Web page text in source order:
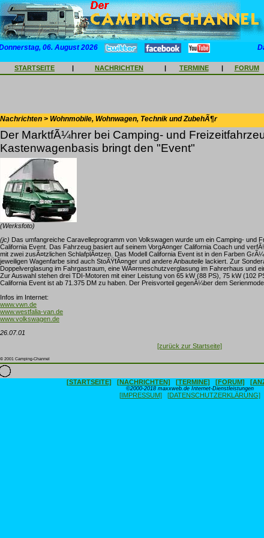
06. August 2026
STARTSEITE | NACHRICHTEN | TERMINE | FORUM
Nachrichten > Wohnmobile, Wohnwagen, Technik und ZubehÃ¶r
Der MarktfÃ¼hrer bei Camping- und
Kastenwagenbasis bringt den "Event"
(Werksfoto)
(jc) Das umfangreiche Caravelleprogramm von Volkswagen wurde um ein Camping- und
California Event. Das Fahrzeug basiert auf seinem VorgÃ¤nger California Coach und
mit zwei zusÃ¤tzlichen SchlafplÃ¤tzen. Das Modell California Event ist in den Farben
jeweiligen Wagenfarbe sind auch StoÃŸfÃ¤nger und andere Anbauteile lackiert. Zur
Doppelverglasung im Fahrgastraum, eine WÃ¤rmeschutzverglasung im Fahrerhaus und
Zur Auswahl stehen drei TDI-Motoren mit einer Leistung von 65 kW (88 PS), 75 kW (102
California Event ist ab 71.375 DM zu haben. Der Preisvorteil gegenÃ¼ber dem
Infos im Internet:
www.vwn.de
www.westfalia-van.de
www.volkswagen.de
26.07.01
[zurück zur Startseite]
© 2001 Camping-Channel
[STARTSEITE] [NACHRICHTEN] [TERMINE] [FORUM]
©2000-2018 maxxweb.de Internet-Dienstleistungen
[IMPRESSUM] [DATENSCHUTZERKLÄRUNG]